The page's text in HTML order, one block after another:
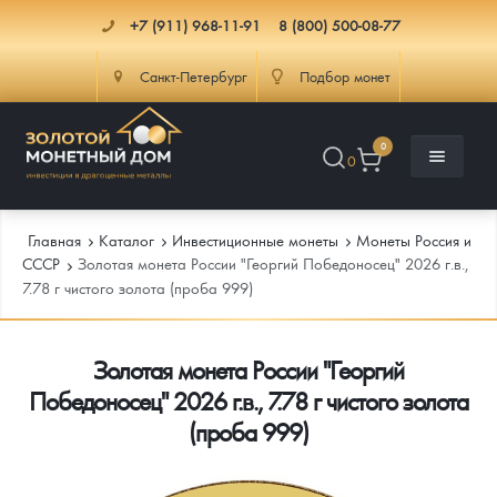
+7 (911) 968-11-91 8 (800) 500-08-77
Санкт-Петербург Подбор монет
0
0
Каталог
Каталог Монет
Инвестиционные монеты
Как сделать заказ
Главная Каталог Инвестиционные монеты
Монеты Россия и
СССР
Золотая монета России "Георгий Победоносец" 2026 г.в.,
7.78 г чистого золота (проба 999)
Золотая монета России "Георгий
Победоносец" 2026 г.в., 7.78 г чистого золота
(проба 999)